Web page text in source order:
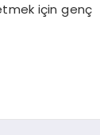
için genç